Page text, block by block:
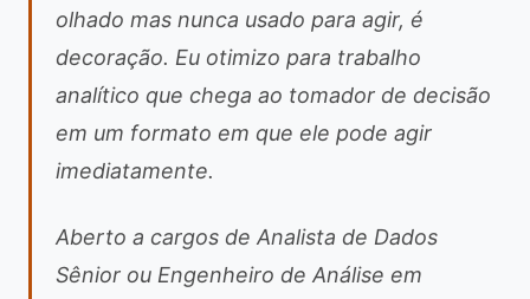
olhado mas nunca usado para agir, é
decoração. Eu otimizo para trabalho
analítico que chega ao tomador de decisão
em um formato em que ele pode agir
imediatamente.
Aberto a cargos de Analista de Dados
Sênior ou Engenheiro de Análise em